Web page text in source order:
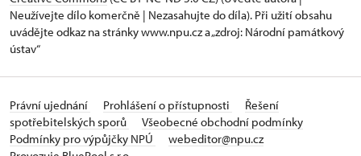
Neužívejte dílo komerčně | Nezasahujte do díla). Při užití obsahu
uvádějte odkaz na stránky www.npu.cz a „zdroj: Národní památkový
ústav“
Právní ujednání Prohlášení o přístupnosti
Řešení
spotřebitelských sporů
Všeobecné obchodní podmínky
Podmínky pro výpůjčky NPÚ
webeditor@npu.cz